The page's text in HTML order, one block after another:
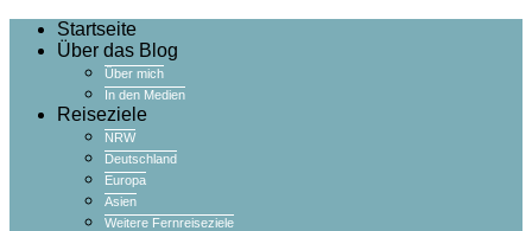
Startseite
Über das Blog
Über mich
In den Medien
Reiseziele
NRW
Deutschland
Europa
Asien
Weitere Fernreiseziele